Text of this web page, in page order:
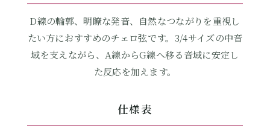
D線の輪郭、明瞭な発音、自然なつながりを重視し
たい方におすすめのチェロ弦です。3/4サイズの中音
域を支えながら、A線からG線へ移る音域に安定し
た反応を加えます。
仕様表